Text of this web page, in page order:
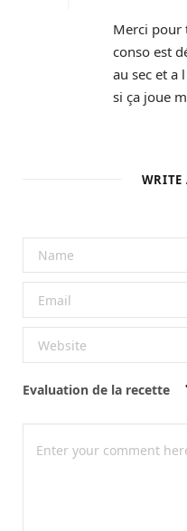
Merci pour
conso est
au sec et a
si ça joue
WRITE
Evaluation de la recette